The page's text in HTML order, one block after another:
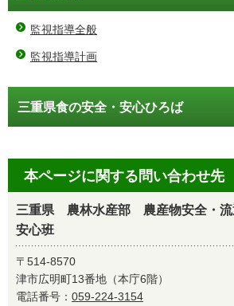
監視指導全般
監視指導計画
三重県食の安全・安心ひろば
本ページに関する問い合わせ先
三重県 農林水産部 農産物安全・
安心班
〒514-8570
津市広明町13番地（本庁6階）
電話番号： 059-224-3154